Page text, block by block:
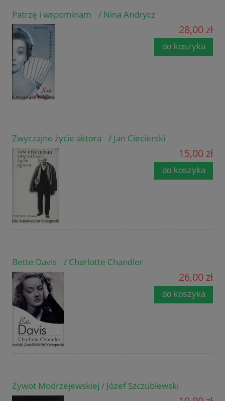
Patrzę i wspominam / Nina Andrycz
28,00 zł
do koszyka
Zwyczajne życie aktora / Jan Ciecierski
15,00 zł
do koszyka
Bette Davis / Charlotte Chandler
26,00 zł
do koszyka
Żywot Modrzejewskiej / Józef Szczublewski